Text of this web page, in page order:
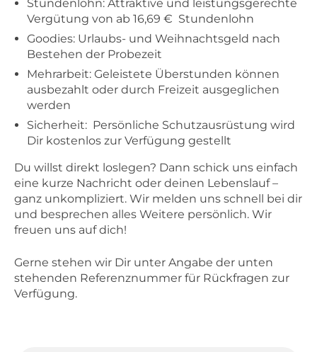
Stundenlohn: Attraktive und leistungsgerechte
Vergütung von ab 16,69 € Stundenlohn
Goodies: Urlaubs- und Weihnachtsgeld nach
Bestehen der Probezeit
Mehrarbeit: Geleistete Überstunden können
ausbezahlt oder durch Freizeit ausgeglichen
werden
Sicherheit: Persönliche Schutzausrüstung wird
Dir kostenlos zur Verfügung gestellt
Du willst direkt loslegen? Dann schick uns einfach
eine kurze Nachricht oder deinen Lebenslauf –
ganz unkompliziert. Wir melden uns schnell bei dir
und besprechen alles Weitere persönlich. Wir
freuen uns auf dich!
Gerne stehen wir Dir unter Angabe der unten
stehenden Referenznummer für Rückfragen zur
Verfügung.